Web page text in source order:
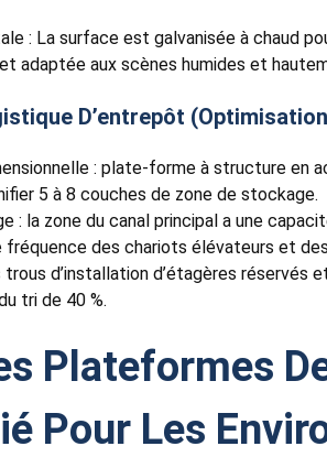
: La surface est galvanisée à chaud
adaptée aux scènes humides et
D’entrepôt (optimisation
: plate-forme à structure en
5 à 8 couches de zone de stockage.
: la zone du canal principal a une
fréquence des chariots élévateurs et
d’installation d’étagères
tri de 40 %.
Plateformes
Pour Les